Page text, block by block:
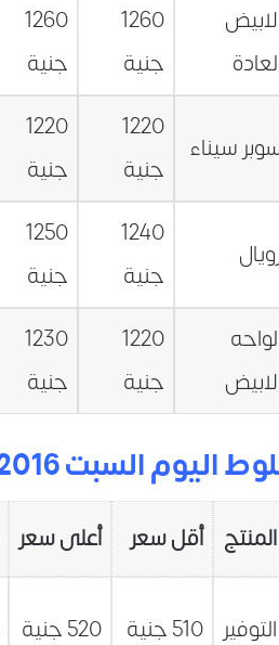
1260
جنية
1260
جنية
سيناء
1220
جنية
1220
جنية
1240
جنية
1250
جنية
1220
جنية
1230
جنية
السبت 5/3/2016 في مصر :
المنتج أقل سعر أعلى سعر
التوفير 510 جنية 520 جنية